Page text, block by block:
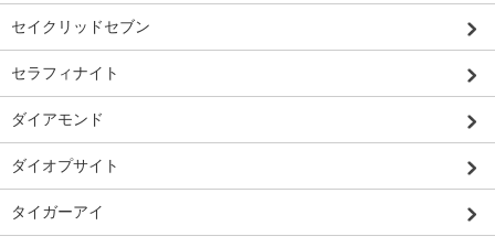
セイクリッドセブン
セラフィナイト
ダイアモンド
ダイオプサイト
タイガーアイ